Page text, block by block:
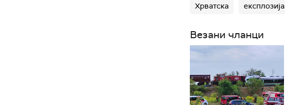
Хрватска експлозија
Везани чланци